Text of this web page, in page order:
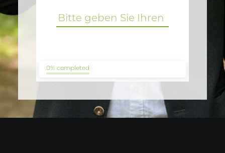
0% completed